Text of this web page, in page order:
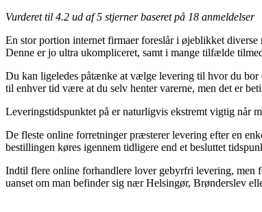
Vurderet til 4.2 ud af 5 stjerner baseret på 18 anmeldelser
En stor portion internet firmaer foreslår i øjeblikket
Denne er jo ultra ukompliceret, samt i mange tilfælde
Du kan ligeledes påtænke at vælge levering til hvor du bor
til enhver tid være at du selv henter varerne, men det er
Leveringstidspunktet på er naturligvis ekstremt vigtig når
De fleste online forretninger præsterer levering efter en
bestillingen køres igennem tidligere end et besluttet
Indtil flere online forhandlere lover gebyrfri levering, men
uanset om man befinder sig nær Helsingør, Brønderslev